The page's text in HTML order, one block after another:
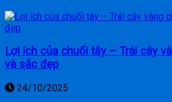
Lợi ích của chuối tây – Trái cây
và sắc đẹp
24/10/2025